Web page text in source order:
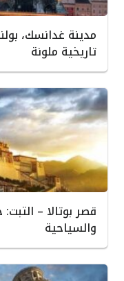
مدينة غدانسك،
تاريخية ملونة
قصر بوتالا –
والسياحية